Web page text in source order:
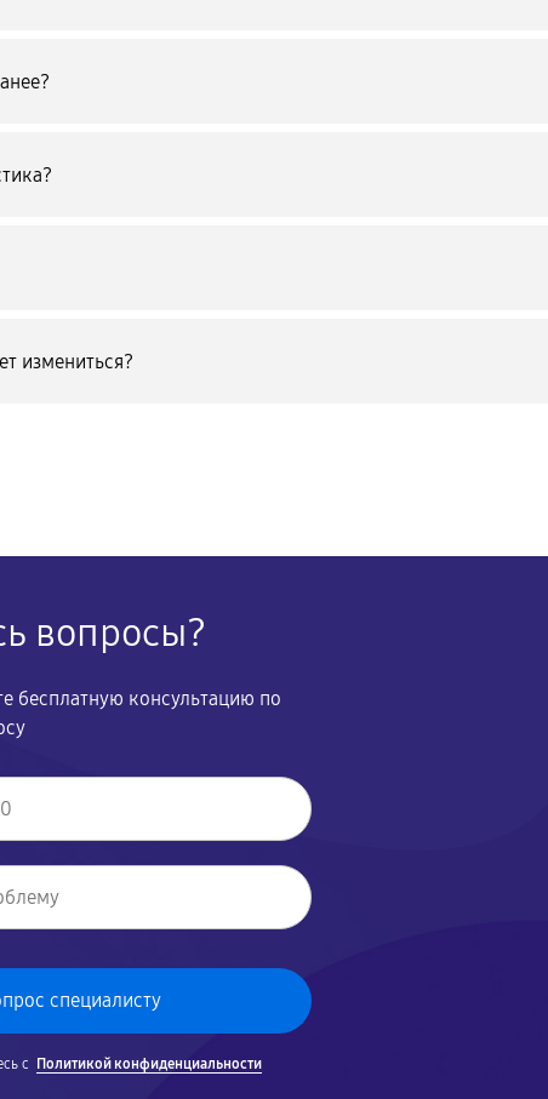
измениться?
вопросы?
бесплатную консультацию по
с Политикой конфиденциальности